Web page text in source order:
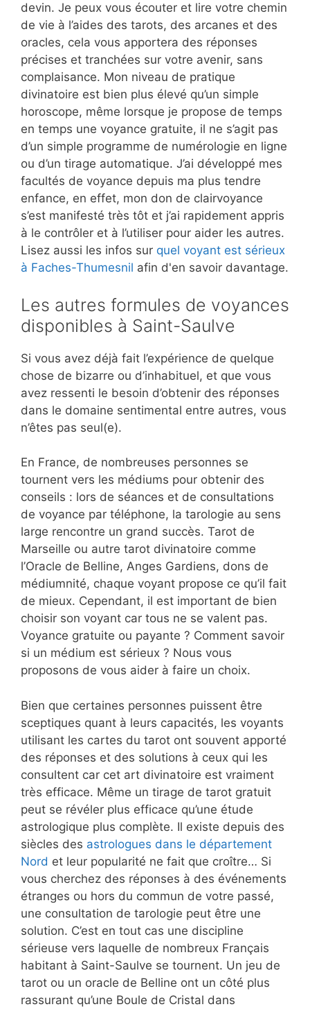
devin. Je peux vous écouter et lire votre chemin
de vie à l’aides des tarots, des arcanes et des
oracles, cela vous apportera des réponses
précises et tranchées sur votre avenir, sans
complaisance. Mon niveau de pratique
divinatoire est bien plus élevé qu’un simple
horoscope, même lorsque je propose de temps
en temps une voyance gratuite, il ne s’agit pas
d’un simple programme de numérologie en ligne
ou d’un tirage automatique. J’ai développé mes
facultés de voyance depuis ma plus tendre
enfance, en effet, mon don de clairvoyance
s’est manifesté très tôt et j’ai rapidement appris
à le contrôler et à l’utiliser pour aider les autres.
Lisez aussi les infos sur quel voyant est sérieux
à Faches-Thumesnil afin d'en savoir davantage.
Les autres formules de voyances
disponibles à Saint-Saulve
Si vous avez déjà fait l’expérience de quelque
chose de bizarre ou d’inhabituel, et que vous
avez ressenti le besoin d’obtenir des réponses
dans le domaine sentimental entre autres, vous
n’êtes pas seul(e).
En France, de nombreuses personnes se
tournent vers les médiums pour obtenir des
conseils : lors de séances et de consultations
de voyance par téléphone, la tarologie au sens
large rencontre un grand succès. Tarot de
Marseille ou autre tarot divinatoire comme
l’Oracle de Belline, Anges Gardiens, dons de
médiumnité, chaque voyant propose ce qu’il fait
de mieux. Cependant, il est important de bien
choisir son voyant car tous ne se valent pas.
Voyance gratuite ou payante ? Comment savoir
si un médium est sérieux ? Nous vous
proposons de vous aider à faire un choix.
Bien que certaines personnes puissent être
sceptiques quant à leurs capacités, les voyants
utilisant les cartes du tarot ont souvent apporté
des réponses et des solutions à ceux qui les
consultent car cet art divinatoire est vraiment
très efficace. Même un tirage de tarot gratuit
peut se révéler plus efficace qu’une étude
astrologique plus complète. Il existe depuis des
siècles des astrologues dans le département
Nord et leur popularité ne fait que croître… Si
vous cherchez des réponses à des événements
étranges ou hors du commun de votre passé,
une consultation de tarologie peut être une
solution. C’est en tout cas une discipline
sérieuse vers laquelle de nombreux Français
habitant à Saint-Saulve se tournent. Un jeu de
tarot ou un oracle de Belline ont un côté plus
rassurant qu’une Boule de Cristal dans